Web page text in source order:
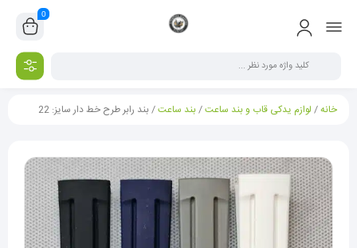
0
خانه/ لوازم یدکی قاب و بند ساعت/بند ساعت/ بند رابر طرح خط دار سایز: 22